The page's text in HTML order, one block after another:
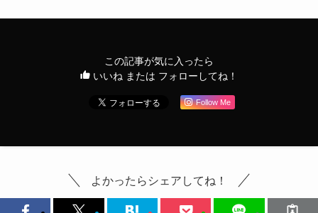
この記事が気に入ったら
いいね または フォローしてね！
Follow Me
よかったらシェアしてね！